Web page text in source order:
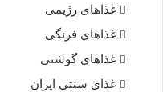
غذاهای رژیمی
غذاهای فرنگی
غذاهای گوشتی
غذای سنتی ایران